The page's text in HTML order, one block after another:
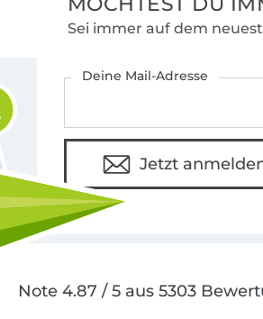
Sei immer auf dem
Deine Mail-Adresse
Jetzt
Note 4.87 / 5 aus 5303